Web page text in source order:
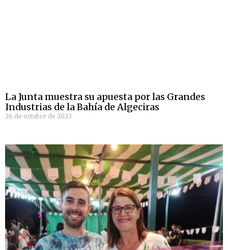
La Junta muestra su apuesta por las Grandes
Industrias de la Bahía de Algeciras
26 de octubre de 2023